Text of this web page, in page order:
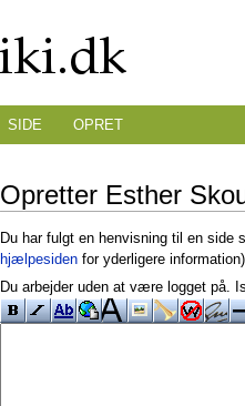
Opretter Esther
Du har fulgt en henvisning til en side
hjælpesiden for yderligere
Du arbejder uden at være logget på.
SIDE OPRET